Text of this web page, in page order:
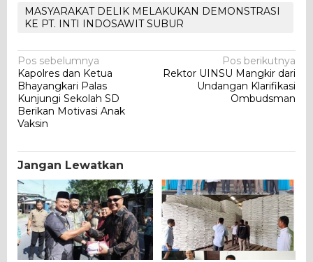
MASYARAKAT DELIK MELAKUKAN DEMONSTRASI
KE PT. INTI INDOSAWIT SUBUR
Navigasi
pos
Pos sebelumnya
Kapolres dan Ketua
Bhayangkari Palas
Kunjungi Sekolah SD
Berikan Motivasi Anak
Vaksin
Pos berikutnya
Rektor UINSU Mangkir dari
Undangan Klarifikasi
Ombudsman
Jangan Lewatkan